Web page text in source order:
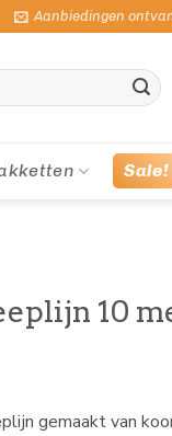
Aanbiedingen
Sale!
10
gemaakt van